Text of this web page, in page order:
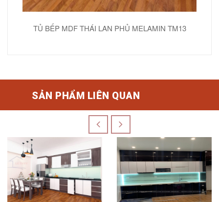
TỦ BẾP MDF THÁI LAN PHỦ MELAMIN TM13
SẢN PHẨM LIÊN QUAN